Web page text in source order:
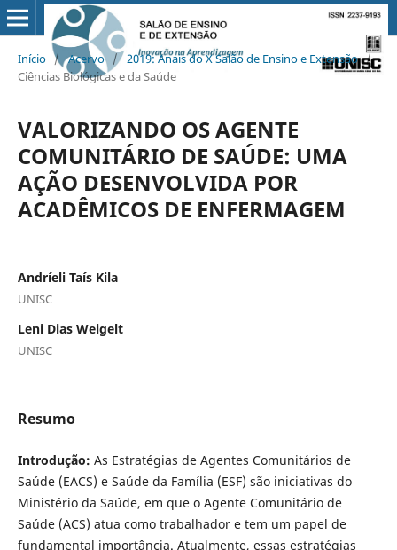
Início / Acervo / 2019: Anais do X Salão de Ensino e Extensão /
Ciências Biológicas e da Saúde
VALORIZANDO OS AGENTE
COMUNITÁRIO DE SAÚDE: UMA
AÇÃO DESENVOLVIDA POR
ACADÊMICOS DE ENFERMAGEM
Andríeli Taís Kila
UNISC
Leni Dias Weigelt
UNISC
Resumo
Introdução: As Estratégias de Agentes Comunitários de
Saúde (EACS) e Saúde da Família (ESF) são iniciativas do
Ministério da Saúde, em que o Agente Comunitário de
Saúde (ACS) atua como trabalhador e tem um papel de
fundamental importância. Atualmente, essas estratégias